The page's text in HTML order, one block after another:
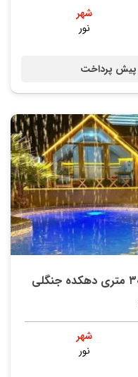
شهر
نور
پیش پرداخت
خرید عمارت سوئیسی کم یاب ۳۰۰ متری دهکده جنگلی
شهر
نور